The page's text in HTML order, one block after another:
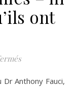
ont
sur La